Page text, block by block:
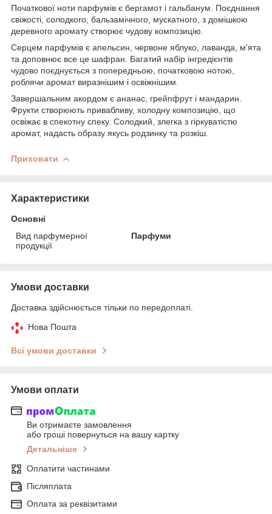
Початкової ноти парфумів є бергамот і гальбанум. Поєднання
свіжості, солодкого, бальзамічного, мускатного, з домішкою
деревного аромату створює чудову композицію.
Серцем парфумів є апельсин, червоне яблуко, лаванда, м'ята
та доповнює все це шафран. Багатий набір інгредієнтів
чудово поєднується з попередньою, початковою нотою,
роблячи аромат виразнішим і освіжнішим.
Завершальним акордом є ананас, грейпфрут і мандарин.
Фрукти створюють привабливу, холодну композицію, що
освіжає в спекотну спеку. Солодкий, злегка з гіркуватістю
аромат, надасть образу якусь родзинку та розкіш.
Приховати
Характеристики
Основні
Вид парфумерної
продукції
Парфуми
Умови доставки
Доставка здійснюється тільки по передоплаті.
Нова Пошта
Всі умови доставки
Умови оплати
Ви отримаєте замовлення
або гроші повернуться на вашу картку
Детальніше
Оплатити частинами
Післяплата
Оплата за реквізитами